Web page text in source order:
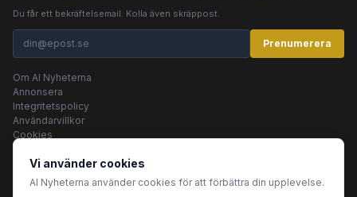
Du får ett bekräftelsemail. Kolla även skräppost.
Prenumerera
Om AI Nyheterna
Annonsera
Integritetspolicy
Användarvillkor
Cookies
Vi använder cookies
AI Nyheterna använder cookies för att förbättra din upplevelse.